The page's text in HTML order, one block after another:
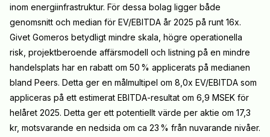
inom energiinfrastruktur. För dessa bolag ligger både
genomsnitt och median för EV/EBITDA år 2025 på runt 16x.
Givet Gomeros betydligt mindre skala, högre operationella
risk, projektberoende affärsmodell och listning på en mindre
handelsplats har en rabatt om 50 % applicerats på medianen
bland Peers. Detta ger en målmultipel om 8,0x EV/EBITDA som
appliceras på ett estimerat EBITDA-resultat om 6,9 MSEK för
helåret 2025. Detta ger ett potentiellt värde per aktie om 17,3
kr, motsvarande en nedsida om ca 23 % från nuvarande nivåer.